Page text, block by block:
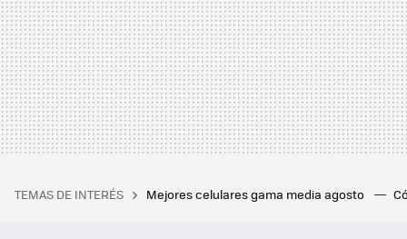
TEMAS DE INTERÉS Mejores celulares gama media agosto